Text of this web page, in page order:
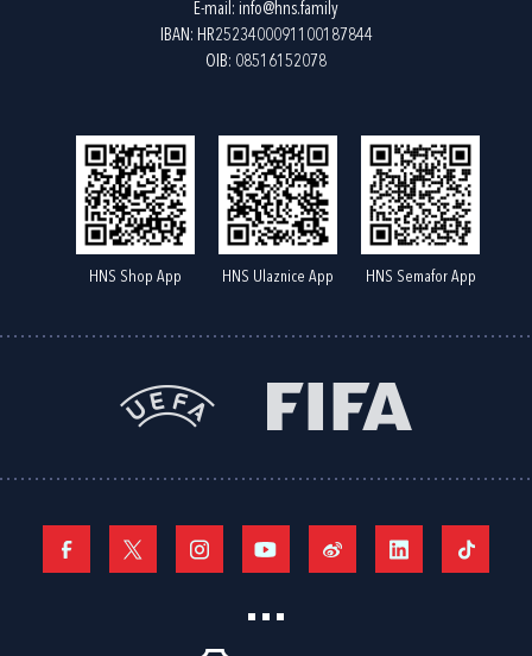
E-mail: info@hns.family
IBAN: HR2523400091100187844
OIB: 08516152078
HNS Shop App HNS Ulaznice App HNS Semafor App